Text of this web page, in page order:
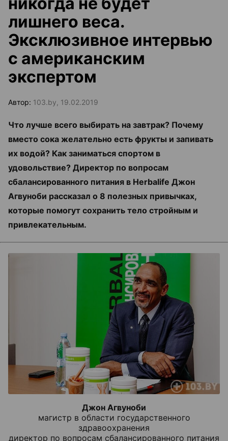
лишнего веса.
Эксклюзивное интервью
с американским
экспертом
Автор: 103.by, 19.02.2019
Что лучше всего выбирать на завтрак? Почему
вместо сока желательно есть фрукты и запивать
их водой? Как заниматься спортом в
удовольствие? Директор по вопросам
сбалансированного питания в Herbalife Джон
Агвуноби рассказал о 8 полезных привычках,
которые помогут сохранить тело стройным и
привлекательным.
Джон Агвуноби
магистр в области государственного
здравоохранения
директор по вопросам сбалансированного питания